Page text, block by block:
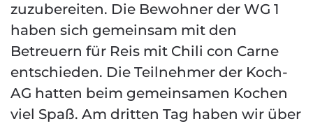
zuzubereiten. Die Bewohner der WG 1
haben sich gemeinsam mit den
Betreuern für Reis mit Chili con Carne
entschieden. Die Teilnehmer der Koch-
AG hatten beim gemeinsamen Kochen
viel Spaß. Am dritten Tag haben wir über